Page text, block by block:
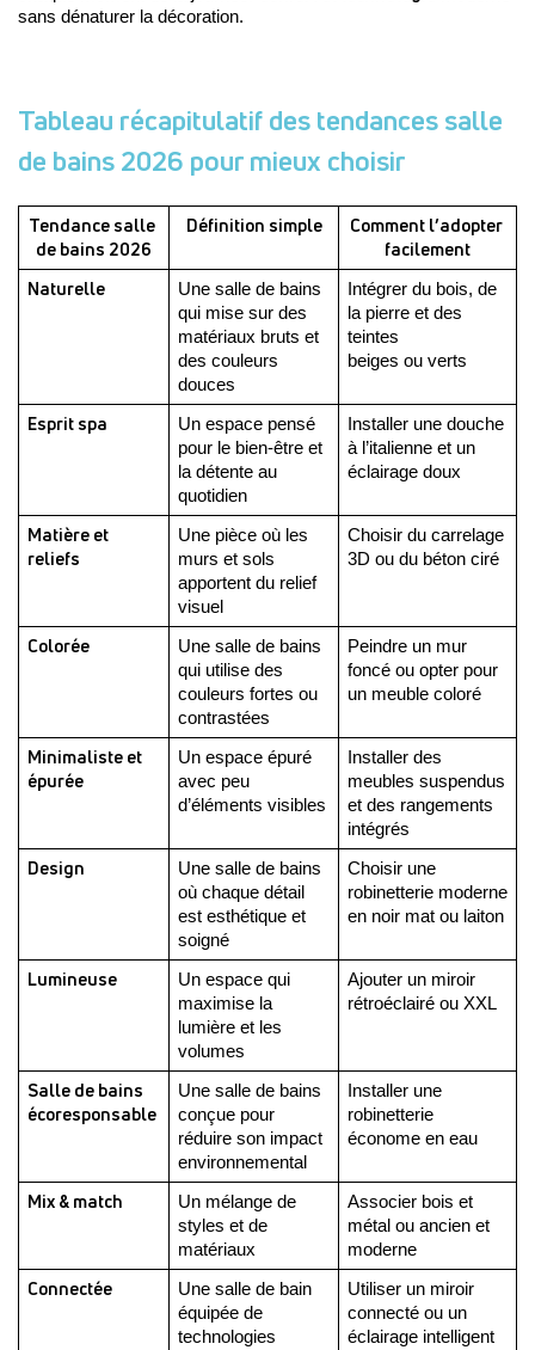
sans dénaturer la décoration.
Tableau récapitulatif des tendances salle
de bains 2026 pour mieux choisir
Tendance salle
de bains 2026
Définition simple
Comment l’adopter
facilement
Naturelle
Une salle de bains
qui mise sur des
matériaux bruts et
des couleurs
douces
Intégrer du bois, de
la pierre et des
teintes
beiges ou verts
Esprit spa
Un espace pensé
pour le bien-être et
la détente au
quotidien
Installer une douche
à l’italienne et un
éclairage doux
Matière et
reliefs
Une pièce où les
murs et sols
apportent du relief
visuel
Choisir du carrelage
3D ou du béton ciré
Colorée
Une salle de bains
qui utilise des
couleurs fortes ou
contrastées
Peindre un mur
foncé ou opter pour
un meuble coloré
Minimaliste et
épurée
Un espace épuré
avec peu
d’éléments visibles
Installer des
meubles suspendus
et des rangements
intégrés
Design
Une salle de bains
où chaque détail
est esthétique et
soigné
Choisir une
robinetterie moderne
en noir mat ou laiton
Lumineuse
Un espace qui
maximise la
lumière et les
volumes
Ajouter un miroir
rétroéclairé ou XXL
Salle de bains
écoresponsable
Une salle de bains
conçue pour
réduire son impact
environnemental
Installer une
robinetterie
économe en eau
Mix & match
Un mélange de
styles et de
matériaux
Associer bois et
métal ou ancien et
moderne
Connectée
Une salle de bain
équipée de
technologies
Utiliser un miroir
connecté ou un
éclairage intelligent